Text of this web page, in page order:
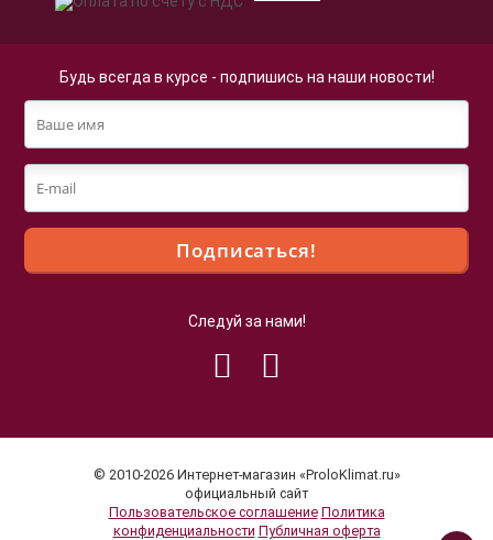
Будь всегда в курсе - подпишись на наши новости!
Следуй за нами!
© 2010-2026 Интернет-магазин «ProloKlimat.ru»
официальный сайт
Пользовательское соглашение Политика
конфиденциальности Публичная оферта
Продолжая просмотр страниц нашего сайта, вы
Политики в отношении обработки
персональных данных.